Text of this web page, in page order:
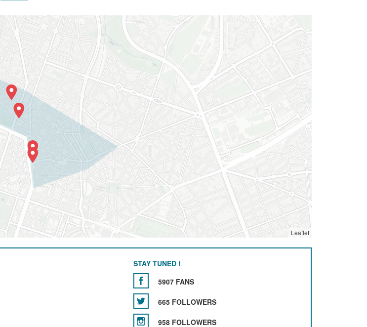
Leaflet
STAY TUNED !
5907 FANS
665 FOLLOWERS
958 FOLLOWERS